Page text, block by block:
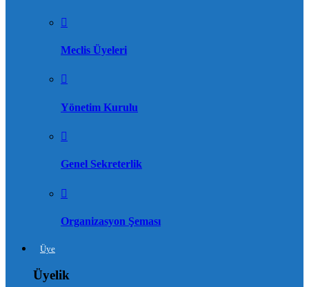
Meclis Üyeleri
Yönetim Kurulu
Genel Sekreterlik
Organizasyon Şeması
Üye
Üyelik